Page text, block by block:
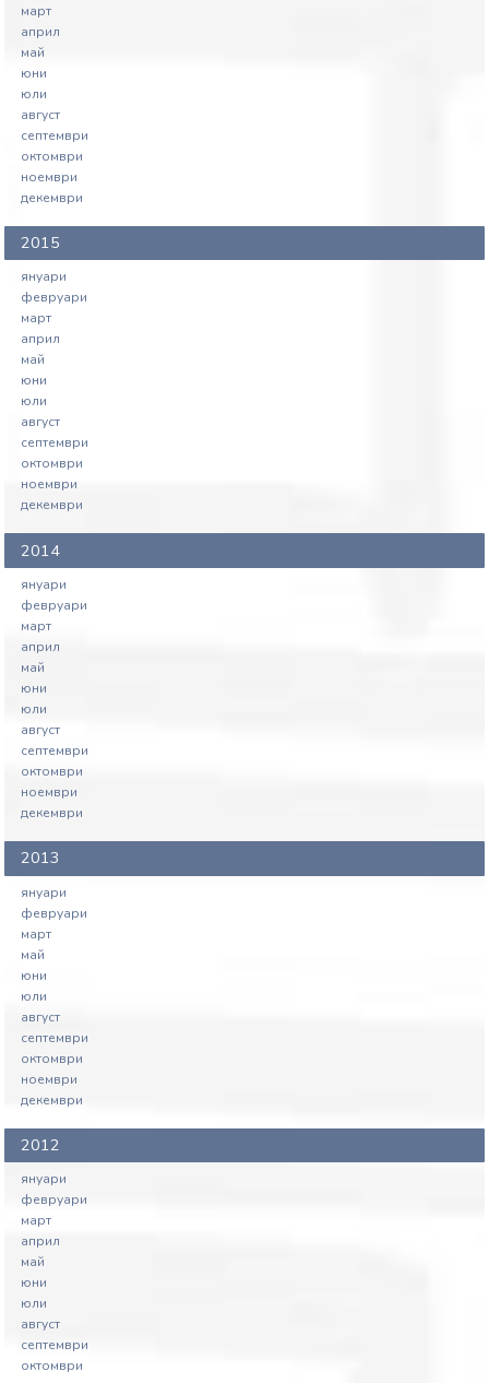
март
април
май
юни
юли
август
септември
октомври
ноември
декември
2015
януари
февруари
март
април
май
юни
юли
август
септември
октомври
ноември
декември
2014
януари
февруари
март
април
май
юни
юли
август
септември
октомври
ноември
декември
2013
януари
февруари
март
май
юни
юли
август
септември
октомври
ноември
декември
2012
януари
февруари
март
април
май
юни
юли
август
септември
октомври